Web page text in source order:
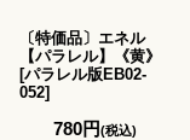
〔特価品〕エネル
【パラレル】《黄》
[パラレル版EB02-
052]
780円(税込)